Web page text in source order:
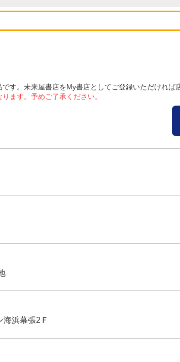
す。未来屋書店をMy書店としてご登録いただければ
ます。予めご了承ください。
浜幕張2Ｆ